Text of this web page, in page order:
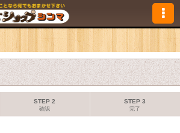
STEP 2
確認
STEP 3
完了